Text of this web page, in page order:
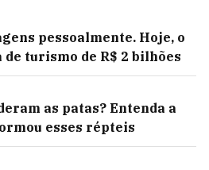
pessoalmente. Hoje, o
turismo de R$ 2 bilhões
as patas? Entenda a
esses répteis